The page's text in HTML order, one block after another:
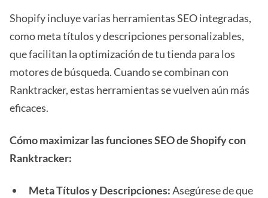
Shopify incluye varias herramientas SEO integradas,
como meta títulos y descripciones personalizables,
que facilitan la optimización de tu tienda para los
motores de búsqueda. Cuando se combinan con
Ranktracker, estas herramientas se vuelven aún más
eficaces.
Cómo maximizar las funciones SEO de Shopify con
Ranktracker:
Meta Títulos y Descripciones:Asegúrese de que